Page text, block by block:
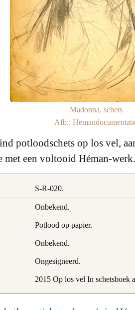
Madonna, schets
Afb.:
potloodschets op los vel,
met een voltooid Héman-werk.
S-R-020.
Onbekend.
Potlood op papier.
Onbekend.
Ongesigneerd.
2015 Op los vel In schetsboek